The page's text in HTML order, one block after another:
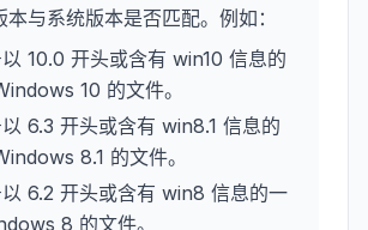
与系统版本是否匹配。例如：
10.0 开头或含有 win10 信息的
10 的文件。
6.3 开头或含有 win8.1 信息的
8.1 的文件。
6.2 开头或含有 win8 信息的一
8 的文件。